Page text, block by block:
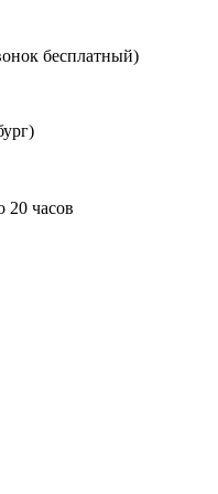
бесплатный)
20 часов